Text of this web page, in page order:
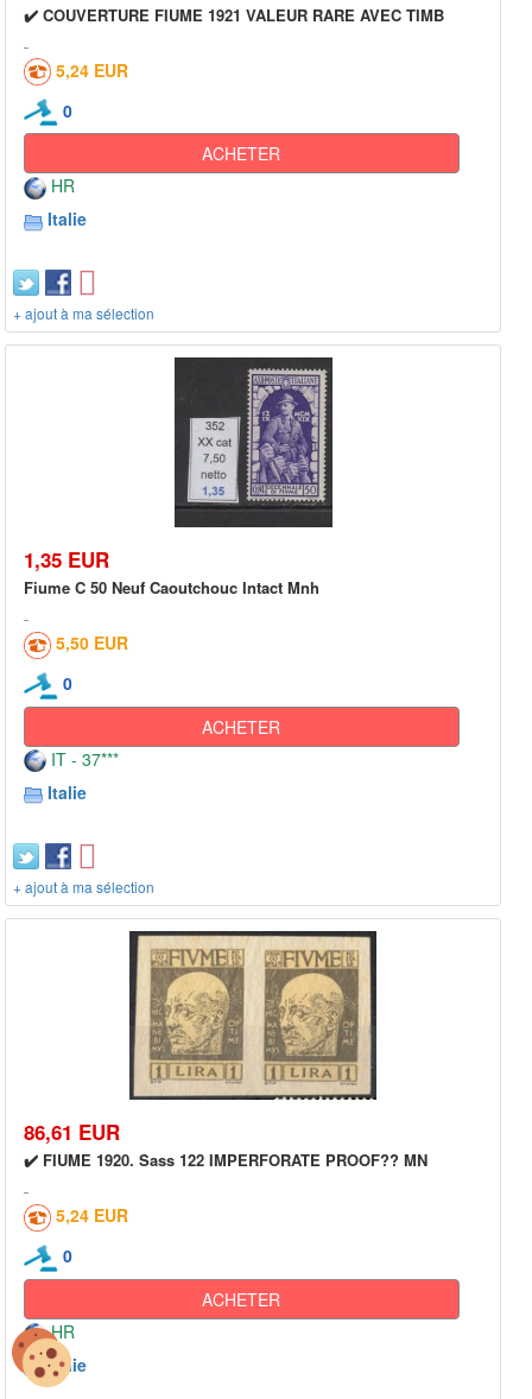
✔️ COUVERTURE FIUME 1921 VALEUR RARE AVEC TIMB
5,24 EUR
0
ACHETER
HR
Italie
+ ajout à ma sélection
1,35 EUR
Fiume C 50 Neuf Caoutchouc Intact Mnh
5,50 EUR
0
ACHETER
IT - 37***
Italie
+ ajout à ma sélection
86,61 EUR
✔️ FIUME 1920. Sass 122 IMPERFORATE PROOF?? MN
5,24 EUR
0
ACHETER
HR
Italie